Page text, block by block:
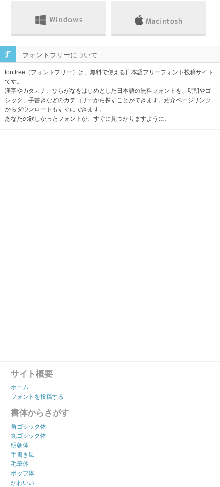
フォントフリーについて
fontfree（フォントフリー）は、無料で使える日本語フリーフォント投稿サイト
です。
漢字やカタカナ、ひらがなをはじめとした日本語の無料フォントを、明朝やゴ
シック、手書きなどのカテゴリーから探すことができます。紹介ページリンク
からダウンロードもすぐにできます。
あなたの欲しかったフォントが、すぐに見つかりますように。
サイト概要
ホーム
フォントを投稿する
書体からさがす
角ゴシック体
丸ゴシック体
明朝体
手書き風
毛筆体
ポップ体
かわいい